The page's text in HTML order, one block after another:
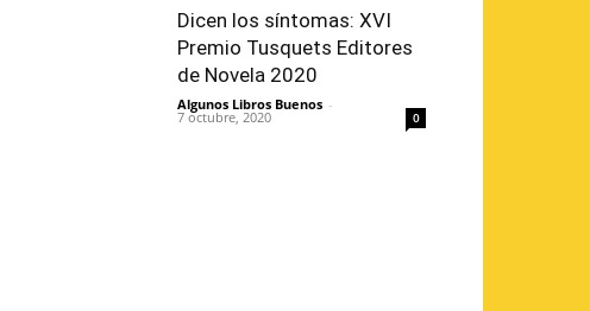
Dicen los síntomas: XVI
Premio Tusquets Editores
de Novela 2020
Algunos Libros Buenos -
7 octubre, 2020 0